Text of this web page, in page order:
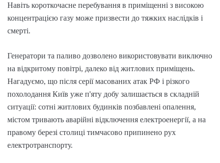
Навіть короткочасне перебування в приміщенні з високою
концентрацією газу може призвести до тяжких наслідків і
смерті.
Генератори та паливо дозволено використовувати виключно
на відкритому повітрі, далеко від житлових приміщень.
Нагадуємо, що після серії масованих атак РФ і різкого
похолодання Київ уже п'яту добу залишається в складній
ситуації: сотні житлових будинків позбавлені опалення,
містом тривають аварійні відключення електроенергії, а на
правому березі столиці тимчасово припинено рух
електротранспорту.